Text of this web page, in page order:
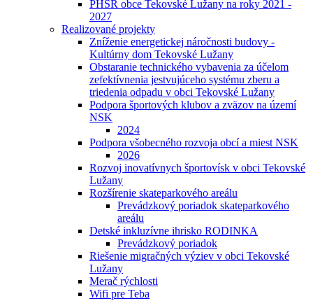
PHSR obce Tekovské Lužany na roky 2021 -
2027
Realizované projekty
Zníženie energetickej náročnosti budovy -
Kultúrny dom Tekovské Lužany
Obstaranie technického vybavenia za účelom
zefektívnenia jestvujúceho systému zberu a
triedenia odpadu v obci Tekovské Lužany
Podpora športových klubov a zväzov na území
NSK
2024
Podpora všobecného rozvoja obcí a miest NSK
2026
Rozvoj inovatívnych športovísk v obci Tekovské
Lužany
Rozšírenie skateparkového areálu
Prevádzkový poriadok skateparkového
areálu
Detské inkluzívne ihrisko RODINKA
Prevádzkový poriadok
Riešenie migračných výziev v obci Tekovské
Lužany
Merač rýchlosti
Wifi pre Teba